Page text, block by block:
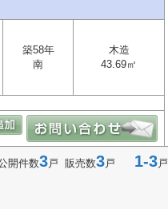
築58年
南
木造
43.69㎡
開件数3戸 販売数3戸 1-3